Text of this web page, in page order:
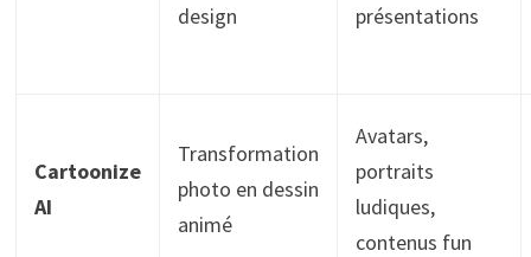
design
présentations
Cartoonize
AI
Transformation
photo en dessin
animé
Avatars,
portraits
ludiques,
contenus fun